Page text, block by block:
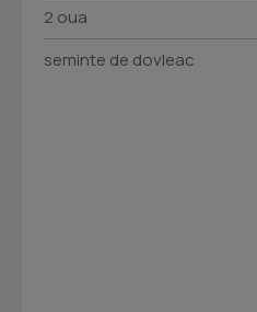
2 oua
seminte de dovleac